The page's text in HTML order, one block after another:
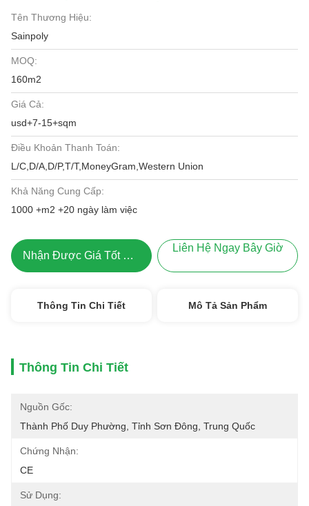
Tên Thương Hiệu:
Sainpoly
MOQ:
160m2
Giá Cả:
usd+7-15+sqm
Điều Khoản Thanh Toán:
L/C,D/A,D/P,T/T,MoneyGram,Western Union
Khả Năng Cung Cấp:
1000 +m2 +20 ngày làm việc
Nhận Được Giá Tốt Nhất
Liên Hệ Ngay Bây Giờ
Thông Tin Chi Tiết Mô Tả Sản Phẩm
Thông Tin Chi Tiết
Nguồn Gốc:
Thành Phố Duy Phường, Tỉnh Sơn Đông, Trung Quốc
Chứng Nhận:
CE
Sử Dụng: